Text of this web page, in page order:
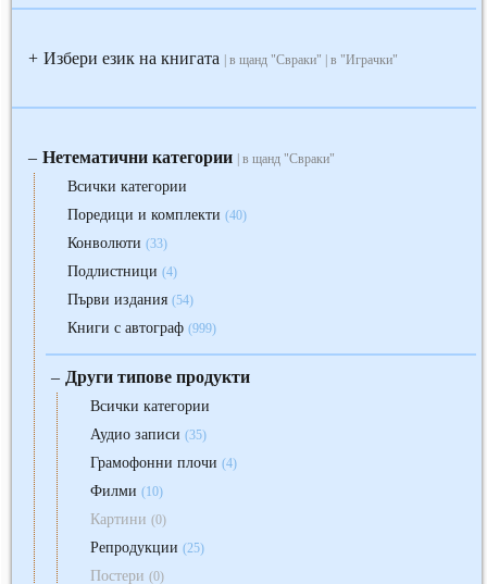
+ Избери език на книгата | в щанд "Свраки" | в "Играчки"
‒ Нетематични категории | в щанд "Свраки"
Всички категории
Поредици и комплекти (40)
Конволюти (33)
Подлистници (4)
Първи издания (54)
Книги с автограф (999)
‒ Други типове продукти
Всички категории
Аудио записи (35)
Грамофонни плочи (4)
Филми (10)
Картини (0)
Репродукции (25)
Постери (0)